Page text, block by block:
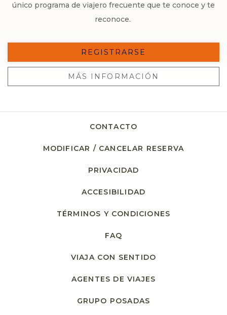
único programa de viajero frecuente que te conoce y te
reconoce.
REGISTRARSE
MÁS INFORMACIÓN
CONTACTO
MODIFICAR / CANCELAR RESERVA
PRIVACIDAD
ACCESIBILIDAD
TÉRMINOS Y CONDICIONES
FAQ
VIAJA CON SENTIDO
AGENTES DE VIAJES
GRUPO POSADAS